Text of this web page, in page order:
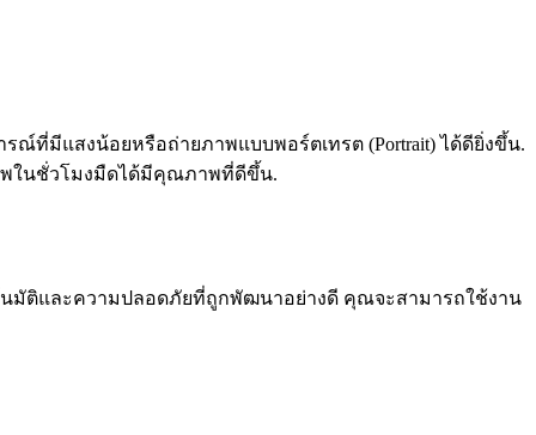
ณ์ที่มีแสงน้อยหรือถ่ายภาพแบบพอร์ตเทรต (Portrait) ได้ดียิ่งขึ้น.
พในชั่วโมงมืดได้มีคุณภาพที่ดีขึ้น.
นมัติและความปลอดภัยที่ถูกพัฒนาอย่างดี คุณจะสามารถใช้งาน